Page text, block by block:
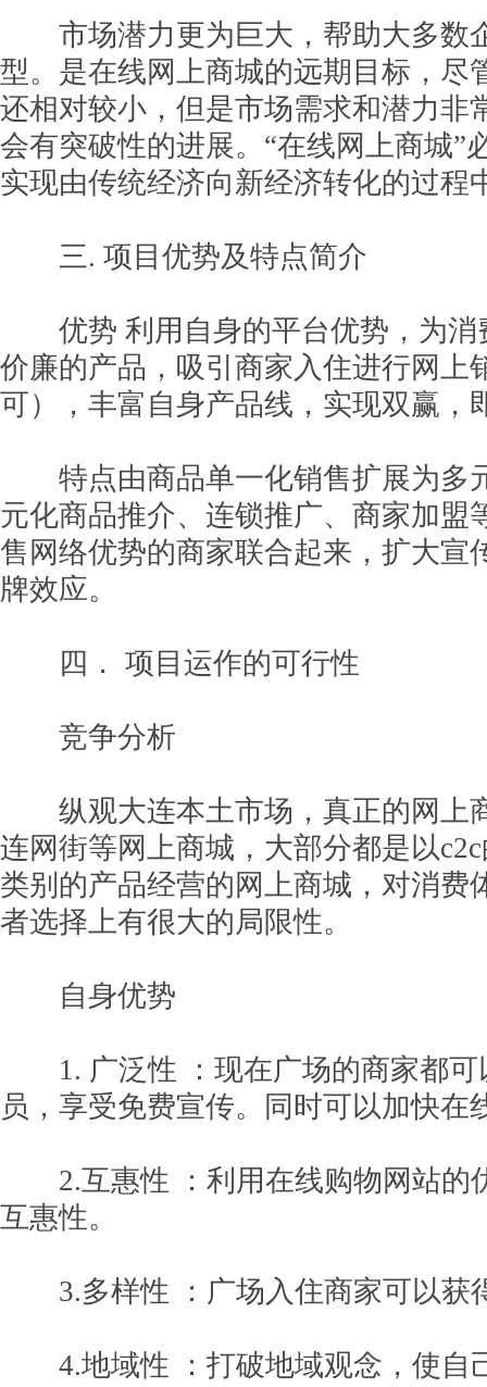
市场潜力更为巨大，帮助大多数
型。是在线网上商城的远期目标，尽
还相对较小，但是市场需求和潜力非
会有突破性的进展。“在线网上商城”
实现由传统经济向新经济转化的过程
三. 项目优势及特点简介
优势 利用自身的平台优势，为消
价廉的产品，吸引商家入住进行网上
可），丰富自身产品线，实现双赢，
特点由商品单一化销售扩展为多
元化商品推介、连锁推广、商家加盟
售网络优势的商家联合起来，扩大宣
牌效应。
四． 项目运作的可行性
竞争分析
纵观大连本土市场，真正的网上
连网街等网上商城，大部分都是以
类别的产品经营的网上商城，对消费
者选择上有很大的局限性。
自身优势
1. 广泛性 ：现在广场的商家都可
员，享受免费宣传。同时可以加快在
2.互惠性 ：利用在线购物网站的
互惠性。
3.多样性 ：广场入住商家可以获
4.地域性 ：打破地域观念，使自